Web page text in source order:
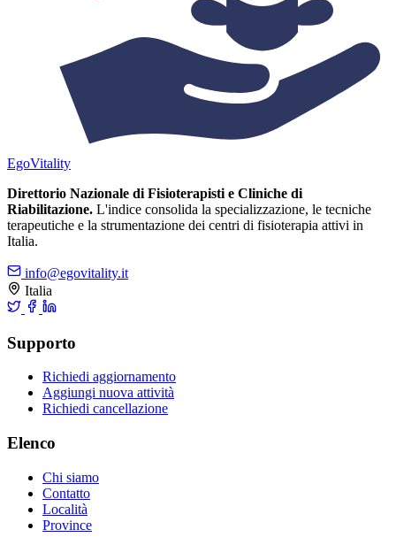
EgoVitality
Direttorio Nazionale di Fisioterapisti e Cliniche di
Riabilitazione. L'indice consolida la specializzazione, le tecniche
terapeutiche e la strumentazione dei centri di fisioterapia attivi in
Italia.
info@egovitality.it
Italia
Supporto
Richiedi aggiornamento
Aggiungi nuova attività
Richiedi cancellazione
Elenco
Chi siamo
Contatto
Località
Province